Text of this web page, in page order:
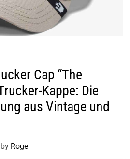
Cap “The
Kappe: Die
aus Vintage und
by Roger